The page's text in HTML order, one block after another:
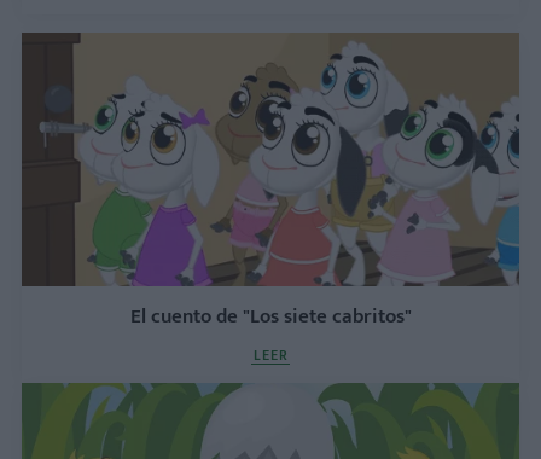
El cuento de "Los siete cabritos"
LEER